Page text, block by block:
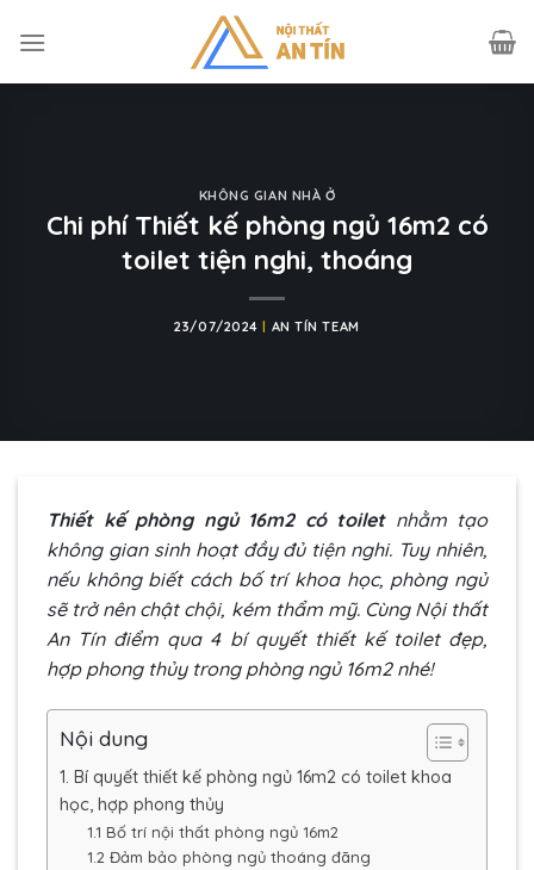
KHÔNG GIAN NHÀ Ở
Chi phí Thiết kế phòng ngủ 16m2 có
toilet tiện nghi, thoáng
23/07/2024 AN TÍN TEAM
Thiết kế phòng ngủ 16m2 có toiletnhằm tạo
không gian sinh hoạt đầy đủ tiện nghi. Tuy nhiên,
nếu không biết cách bố trí khoa học, phòng ngủ
sẽ trở nên chật chội, kém thẩm mỹ. Cùng Nội thất
An Tín điểm qua 4 bí quyết thiết kế toilet đẹp,
hợp phong thủy trong phòng ngủ 16m2 nhé!
Nội dung
1. Bí quyết thiết kế phòng ngủ 16m2 có toilet khoa
học, hợp phong thủy
1.1 Bố trí nội thất phòng ngủ 16m2
1.2 Đảm bảo phòng ngủ thoáng đãng